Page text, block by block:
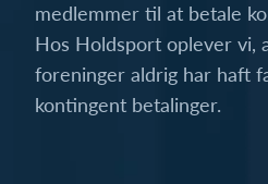
medlemmer til at betale
Hos Holdsport oplever vi,
foreninger aldrig har haft
kontingent betalinger.